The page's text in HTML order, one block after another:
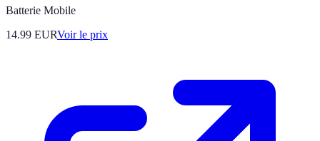
Batterie Mobile
14.99 EURVoir le prix